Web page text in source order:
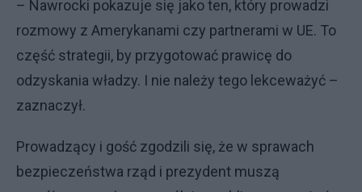
– Nawrocki pokazuje się jako ten, który prowadzi
rozmowy z Amerykanami czy partnerami w UE. To
część strategii, by przygotować prawicę do
odzyskania władzy. I nie należy tego lekceważyć –
zaznaczył.
Prowadzący i gość zgodzili się, że w sprawach
bezpieczeństwa rząd i prezydent muszą